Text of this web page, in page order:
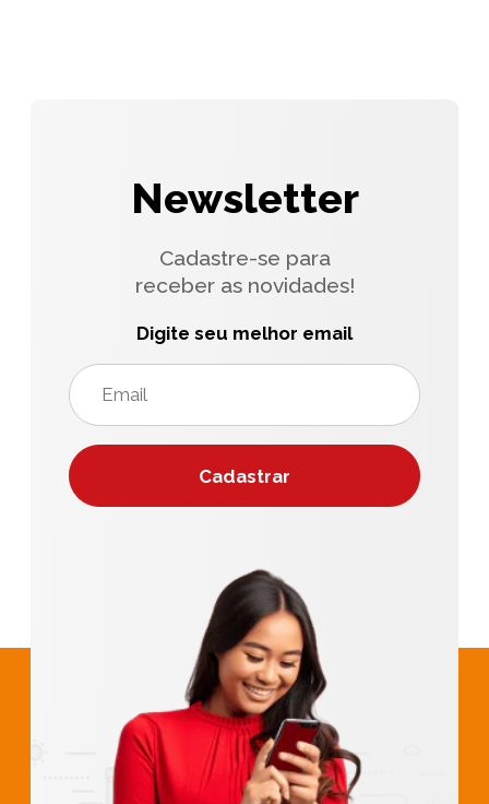
Newsletter
Cadastre-se para
receber as novidades!
Digite seu melhor email